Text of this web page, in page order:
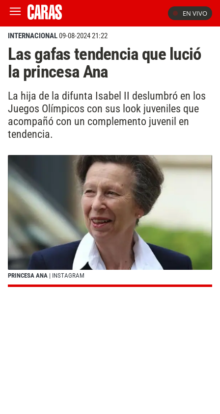
EN VIVO
INTERNACIONAL09-08-2024 21:22
Las gafas tendencia que lució
la princesa Ana
La hija de la difunta Isabel II deslumbró en los
Juegos Olímpicos con sus look juveniles que
acompañó con un complemento juvenil en
tendencia.
PRINCESA ANA | INSTAGRAM